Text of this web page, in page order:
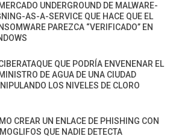
UNDERGROUND DE MALWARE-
AS-A-SERVICE QUE HACE QUE EL
PAREZCA “VERIFICADO” EN
QUE PODRÍA ENVENENAR EL
DE AGUA DE UNA CIUDAD
LOS NIVELES DE CLORO
CREAR UN ENLACE DE PHISHING CON
QUE NADIE DETECTA